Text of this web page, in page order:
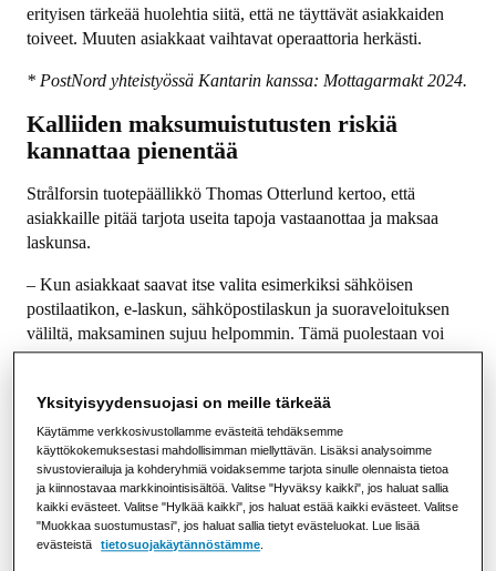
erityisen tärkeää huolehtia siitä, että ne täyttävät asiakkaiden
toiveet. Muuten asiakkaat vaihtavat operaattoria herkästi.
* PostNord yhteistyössä Kantarin kanssa: Mottagarmakt 2024.
Kalliiden maksumuistutusten riskiä
kannattaa pienentää
Strålforsin tuotepäällikkö Thomas Otterlund kertoo, että
asiakkaille pitää tarjota useita tapoja vastaanottaa ja maksaa
laskunsa.
– Kun asiakkaat saavat itse valita esimerkiksi sähköisen
postilaatikon, e-laskun, sähköpostilaskun ja suoraveloituksen
väliltä, maksaminen sujuu helpommin. Tämä puolestaan voi
pienentää maksujen viivästymisen ja ärsyttävien
Epäoikeudenmukaisiksi koetut huomautusmaksut ja laskujen
perintä voivat saada asiakkaat vaihtamaan operaattoria. Jos
asiakkaalta jää liittymälasku maksamatta, tehokas tapa kehottaa
asiakasta maksamaan on tekstiviestimuistutus. Viesti sisältää
asiakkaalle helpot tavat maksaa.
Yksityisyydensuojasi on meille tärkeää
Käytämme verkkosivustollamme evästeitä tehdäksemme
käyttökokemuksestasi mahdollisimman miellyttävän. Lisäksi analysoimme
sivustovierailuja ja kohderyhmiä voidaksemme tarjota sinulle olennaista tietoa
ja kiinnostavaa markkinointisisältöä. Valitse "Hyväksy kaikki", jos haluat sallia
kaikki evästeet. Valitse "Hylkää kaikki", jos haluat estää kaikki evästeet. Valitse
"Muokkaa suostumustasi", jos haluat sallia tietyt evästeluokat. Lue lisää
evästeistä
tietosuojakäytännöstämme